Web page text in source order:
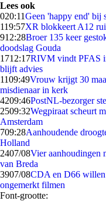
Lees ook
020:11Geen 'happy end' bij
119:57XR blokkeert A12
912:28Broer 135 keer
doodslag Gouda
1712:17RIVM vindt PFAS
blijft advies
1109:49Vrouw krijgt 30
misdienaar in kerk
4209:46PostNL-bezorger
2509:32Wegpiraat scheurt
Amsterdam
709:28Aanhoudende
Holland
2407/08Vier aanhoudingen
van Breda
3907/08CDA en D66 willen
ongemerkt filmen
Font-grootte: